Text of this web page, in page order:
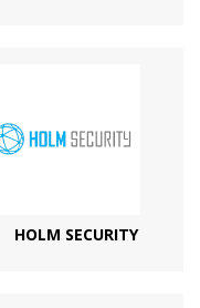
HOLM SECURITY